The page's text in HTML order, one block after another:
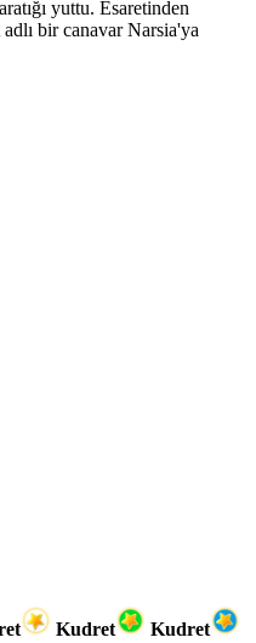
yuttu. Esaretinden
bir canavar Narsia'ya
Kudret
Kudret